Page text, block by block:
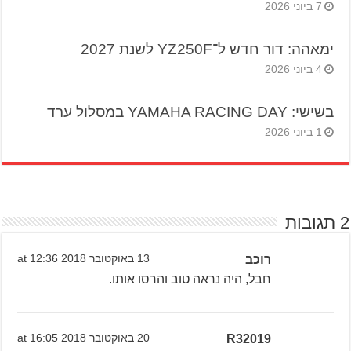
7 ביוני 2026
ימאהה: דור חדש ל־YZ250F לשנת 2027
4 ביוני 2026
בשישי: YAMAHA RACING DAY במסלול ערד
1 ביוני 2026
2 תגובות
רוכב 13 באוקטובר 2018 at 12:36
חבל, היה נראה טוב והרסו אותו.
R32019 20 באוקטובר 2018 at 16:05